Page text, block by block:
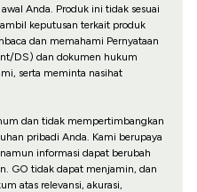
Anda. Produk ini tidak sesuai
keputusan terkait produk
dan memahami Pernyataan
DS) dan dokumen hukum
serta meminta nasihat
dan tidak mempertimbangkan
pribadi Anda. Kami berupaya
informasi dapat berubah
GO tidak dapat menjamin, dan
atas relevansi, akurasi,